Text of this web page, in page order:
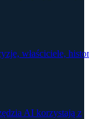
właściciele,
AI korzystają z